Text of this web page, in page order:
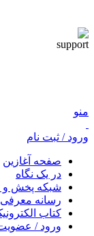
منو
ورود / ثبت نام
صفحه آغازین
در یک نگاه
شبکه پخش
رسانه
کتاب
ورود /